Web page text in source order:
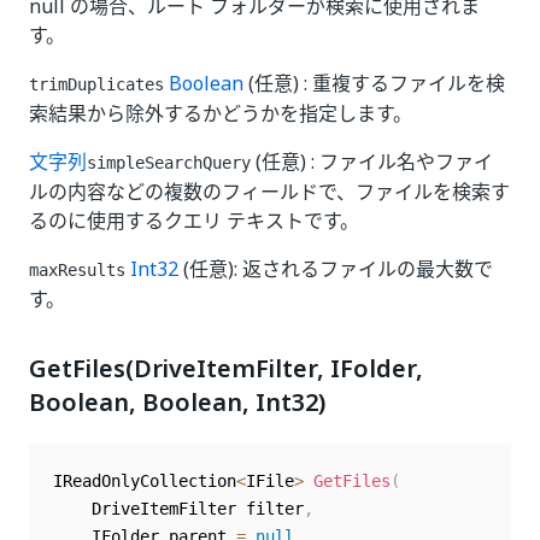
null の場合、ルート フォルダーが検索に使用されま
す。
trimDuplicates Boolean(任意) : 重複するファイルを検
索結果から除外するかどうかを指定します。
文字列simpleSearchQuery (任意) : ファイル名やファイ
ルの内容などの複数のフィールドで、ファイルを検索す
るのに使用するクエリ テキストです。
maxResults Int32(任意): 返されるファイルの最大数で
す。
GetFiles(DriveItemFilter, IFolder,
Boolean, Boolean, Int32)
IReadOnlyCollection<IFile> GetFiles (
	DriveItemFilter filter
,